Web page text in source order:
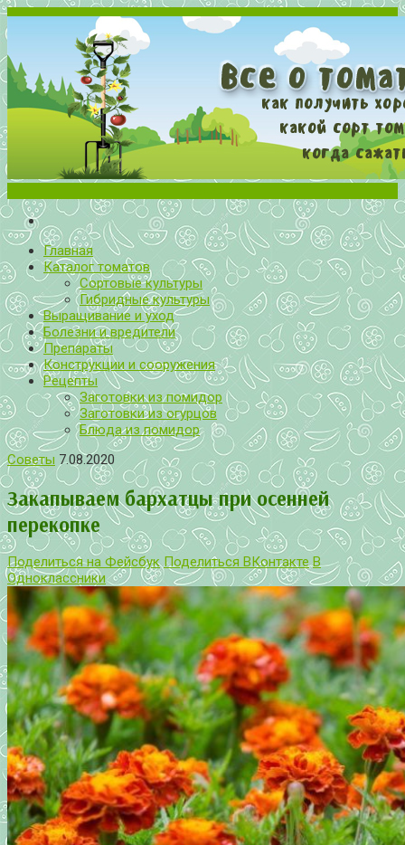
Все о томатах. Выращивание томатов. Сорта и рассада.
Выращивание и уход за томатами
Главная
Каталог томатов
Сортовые культуры
Гибридные культуры
Выращивание и уход
Болезни и вредители
Препараты
Конструкции и сооружения
Рецепты
Заготовки из помидор
Заготовки из огурцов
Блюда из помидор
Советы 7.08.2020
Закапываем бархатцы при осенней
перекопке
Поделиться на Фейсбук Поделиться ВКонтакте В
Одноклассники